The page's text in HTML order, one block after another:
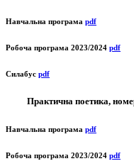
Навчальна програма pdf
Робоча програма 2023/2024 pdf
Силабус pdf
Практична поетика,
Навчальна програма pdf
Робоча програма 2023/2024 pdf